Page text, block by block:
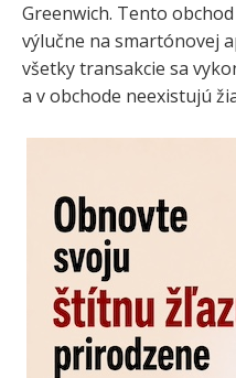
Greenwich. Tento
výlučne na smartónovej
všetky transakcie sa
a v obchode neexistujú